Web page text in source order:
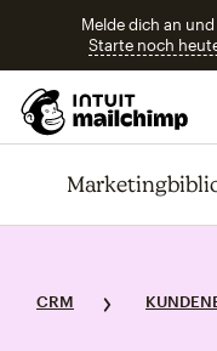
Melde dich an
Starte noch
CRM